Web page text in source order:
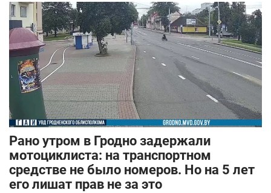
Рано утром в Гродно задержали
мотоциклиста: на транспортном
средстве не было номеров. Но на 5 лет
его лишат прав не за это